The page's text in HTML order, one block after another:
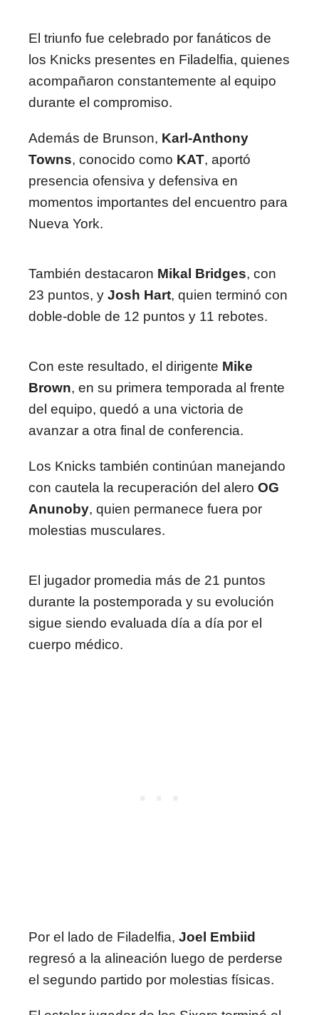
El triunfo fue celebrado por fanáticos de
los Knicks presentes en Filadelfia, quienes
acompañaron constantemente al equipo
durante el compromiso.
Además de Brunson, Karl-Anthony
Towns, conocido como KAT, aportó
presencia ofensiva y defensiva en
momentos importantes del encuentro para
Nueva York.
También destacaron Mikal Bridges, con
23 puntos, y Josh Hart, quien terminó con
doble-doble de 12 puntos y 11 rebotes.
Con este resultado, el dirigente Mike
Brown, en su primera temporada al frente
del equipo, quedó a una victoria de
avanzar a otra final de conferencia.
Los Knicks también continúan manejando
con cautela la recuperación del alero OG
Anunoby, quien permanece fuera por
molestias musculares.
El jugador promedia más de 21 puntos
durante la postemporada y su evolución
sigue siendo evaluada día a día por el
cuerpo médico.
Por el lado de Filadelfia, Joel Embiid
regresó a la alineación luego de perderse
el segundo partido por molestias físicas.